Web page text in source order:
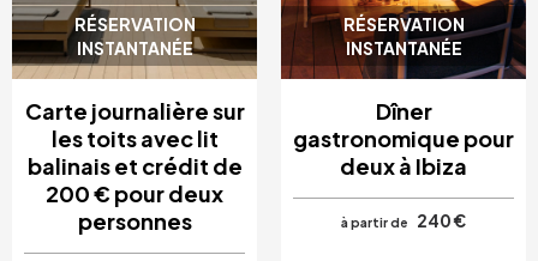
RÉSERVATION
INSTANTANÉE
Carte journalière sur
les toits avec lit
balinais et crédit de
200 € pour deux
personnes
RÉSERVATION
INSTANTANÉE
Dîner
gastronomique pour
deux à Ibiza
à partir de 240 €